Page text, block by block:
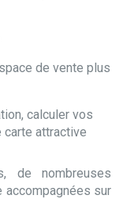
de vente plus
calculer vos
carte attractive
de nombreuses
accompagnées sur